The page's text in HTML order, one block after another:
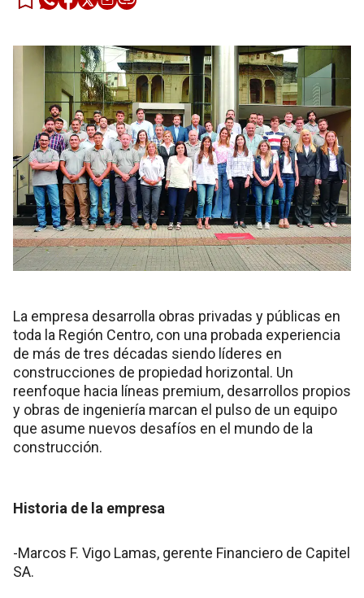
La empresa desarrolla obras privadas y públicas en
toda la Región Centro, con una probada experiencia
de más de tres décadas siendo líderes en
construcciones de propiedad horizontal. Un
reenfoque hacia líneas premium, desarrollos propios
y obras de ingeniería marcan el pulso de un equipo
que asume nuevos desafíos en el mundo de la
construcción.
Historia de la empresa
-Marcos F. Vigo Lamas, gerente Financiero de Capitel
SA.